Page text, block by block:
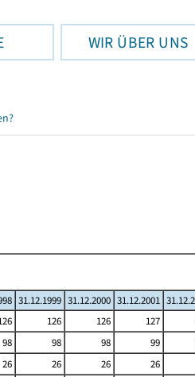
WIR ÜBER UNS
31.12.1999 31.12.2000 31.12.2001
126 126 127
98 98 98 99
26 26 26 26